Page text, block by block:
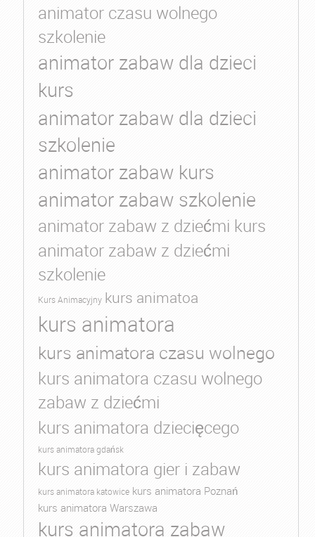
animator czasu wolnego
szkolenie
animator zabaw dla dzieci
kurs
animator zabaw dla dzieci
szkolenie
animator zabaw kurs
animator zabaw szkolenie
animator zabaw z dziećmi kurs
animator zabaw z dziećmi
szkolenie
Kurs Animacyjny kurs animatoa
kurs animatora
kurs animatora czasu wolnego
kurs animatora czasu wolnego
zabaw z dziećmi
kurs animatora dziecięcego
kurs animatora gdańsk
kurs animatora gier i zabaw
kurs animatora katowice kurs animatora Poznań
kurs animatora Warszawa
kurs animatora zabaw